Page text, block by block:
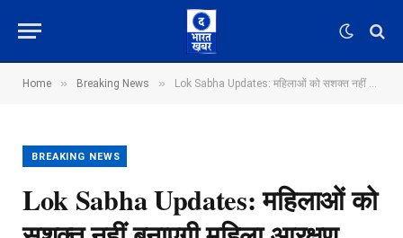
Home » Breaking News » Lok Sabha Updates: महिलाओं को सशक्त नहीं बनाएगी महिला आरक्षण कानून : राहुल गांधी
BREAKING NEWS
Lok Sabha Updates: महिलाओं को